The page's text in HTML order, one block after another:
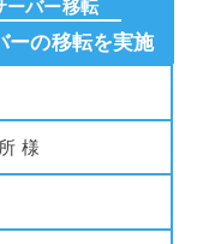
ーバー移転
ーの移転を実施
様